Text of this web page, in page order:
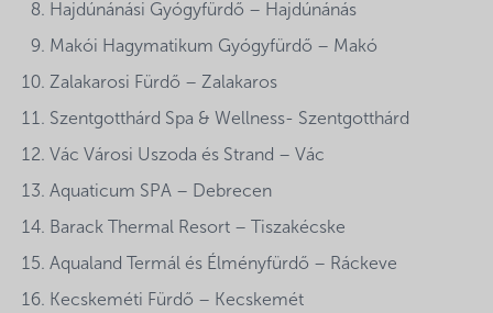
Hajdúnánási Gyógyfürdő – Hajdúnánás
Makói Hagymatikum Gyógyfürdő – Makó
Zalakarosi Fürdő – Zalakaros
Szentgotthárd Spa & Wellness- Szentgotthárd
Vác Városi Uszoda és Strand – Vác
Aquaticum SPA – Debrecen
Barack Thermal Resort – Tiszakécske
Aqualand Termál és Élményfürdő – Ráckeve
Kecskeméti Fürdő – Kecskemét